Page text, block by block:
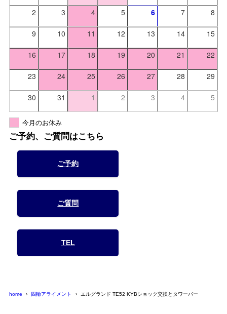
2 3 4 5 6 7 8
9 10 11 12 13 14 15
16 17 18 19 20 21 22
23 24 25 26 27 28 29
30 31 1 2 3 4 5
今月のお休み
ご予約、ご質問はこちら
ご予約
ご質問
TEL
home 四輪アライメント エルグランド TE52 KYBショック交換とタワーバー